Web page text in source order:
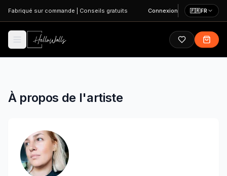
Aller au contenu principal
Fabriqué sur commande Conseils gratuits Connexion 🇫🇷FR
À propos de l'artiste